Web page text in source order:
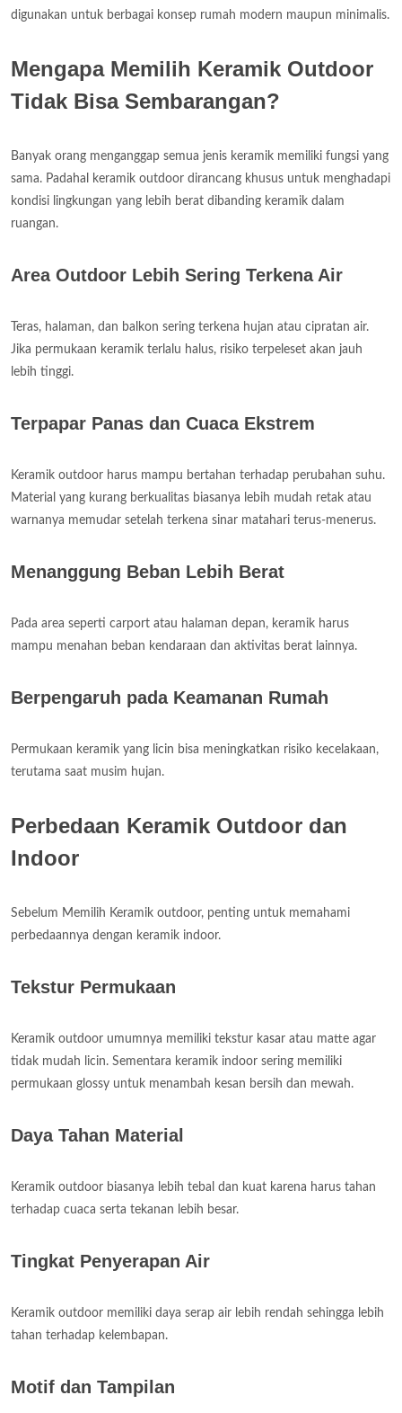
digunakan untuk berbagai konsep rumah modern maupun minimalis.
Mengapa Memilih Keramik Outdoor
Tidak Bisa Sembarangan?
Banyak orang menganggap semua jenis keramik memiliki fungsi yang
sama. Padahal keramik outdoor dirancang khusus untuk menghadapi
kondisi lingkungan yang lebih berat dibanding keramik dalam
ruangan.
Area Outdoor Lebih Sering Terkena Air
Teras, halaman, dan balkon sering terkena hujan atau cipratan air.
Jika permukaan keramik terlalu halus, risiko terpeleset akan jauh
lebih tinggi.
Terpapar Panas dan Cuaca Ekstrem
Keramik outdoor harus mampu bertahan terhadap perubahan suhu.
Material yang kurang berkualitas biasanya lebih mudah retak atau
warnanya memudar setelah terkena sinar matahari terus-menerus.
Menanggung Beban Lebih Berat
Pada area seperti carport atau halaman depan, keramik harus
mampu menahan beban kendaraan dan aktivitas berat lainnya.
Berpengaruh pada Keamanan Rumah
Permukaan keramik yang licin bisa meningkatkan risiko kecelakaan,
terutama saat musim hujan.
Perbedaan Keramik Outdoor dan
Indoor
Sebelum Memilih Keramik outdoor, penting untuk memahami
perbedaannya dengan keramik indoor.
Tekstur Permukaan
Keramik outdoor umumnya memiliki tekstur kasar atau matte agar
tidak mudah licin. Sementara keramik indoor sering memiliki
permukaan glossy untuk menambah kesan bersih dan mewah.
Daya Tahan Material
Keramik outdoor biasanya lebih tebal dan kuat karena harus tahan
terhadap cuaca serta tekanan lebih besar.
Tingkat Penyerapan Air
Keramik outdoor memiliki daya serap air lebih rendah sehingga lebih
tahan terhadap kelembapan.
Motif dan Tampilan